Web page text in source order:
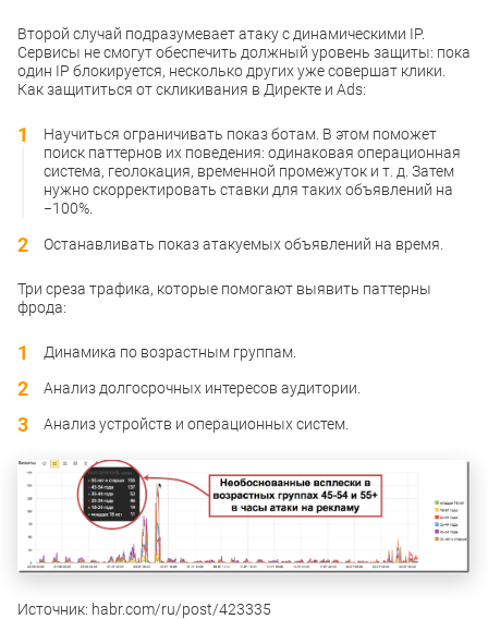
Второй случай подразумевает атаку с динамическими IP.
Сервисы не смогут обеспечить должный уровень защиты: пока
один IP блокируется, несколько других уже совершат клики.
Как защититься от скликивания в Директе и Ads:
Научиться ограничивать показ ботам. В этом поможет
поиск паттернов их поведения: одинаковая операционная
система, геолокация, временной промежуток и т. д. Затем
нужно скорректировать ставки для таких объявлений на
−100%.
Останавливать показ атакуемых объявлений на время.
Три среза трафика, которые помогают выявить паттерны
фрода:
Динамика по возрастным группам.
Анализ долгосрочных интересов аудитории.
Анализ устройств и операционных систем.
Источник: habr.com/ru/post/423335